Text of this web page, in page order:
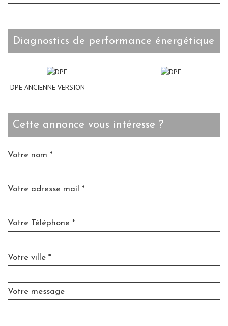
diagnostics de performance énergétique
DPE ANCIENNE VERSION
cette annonce vous intéresse ?
Votre nom *
Votre adresse mail *
Votre Téléphone *
Votre ville *
Votre message